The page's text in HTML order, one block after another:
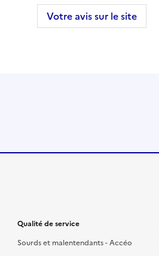
Votre avis sur le site
Qualité de service
Sourds et malentendants - Accéo